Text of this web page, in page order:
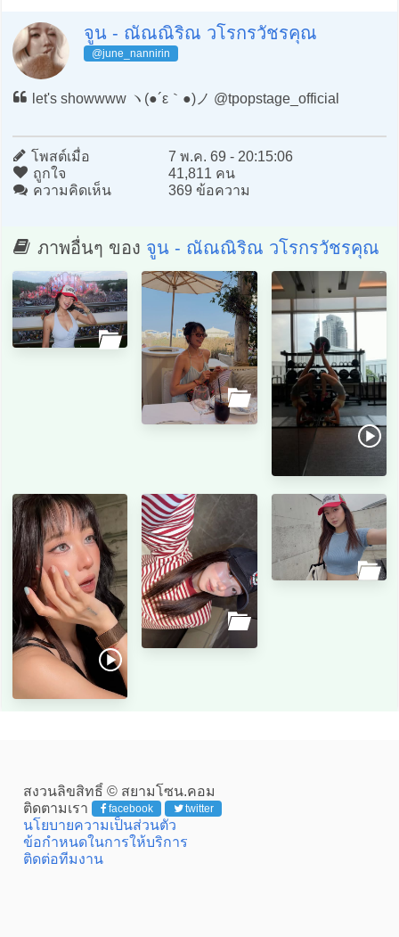
จูน - ณัณณิริณ วโรกรวัชรคุณ
@june_nannirin
let's showwww ヽ(●´ε｀●)ノ @tpopstage_official
โพสต์เมื่อ
7 พ.ค. 69 - 20:15:06
ถูกใจ
41,811 คน
ความคิดเห็น
369 ข้อความ
ภาพอื่นๆ ของ จูน - ณัณณิริณ วโรกรวัชรคุณ
สงวนลิขสิทธิ์ © สยามโซน.คอม
ติดตามเรา
facebook twitter
นโยบายความเป็นส่วนตัว
ข้อกำหนดในการให้บริการ
ติดต่อทีมงาน